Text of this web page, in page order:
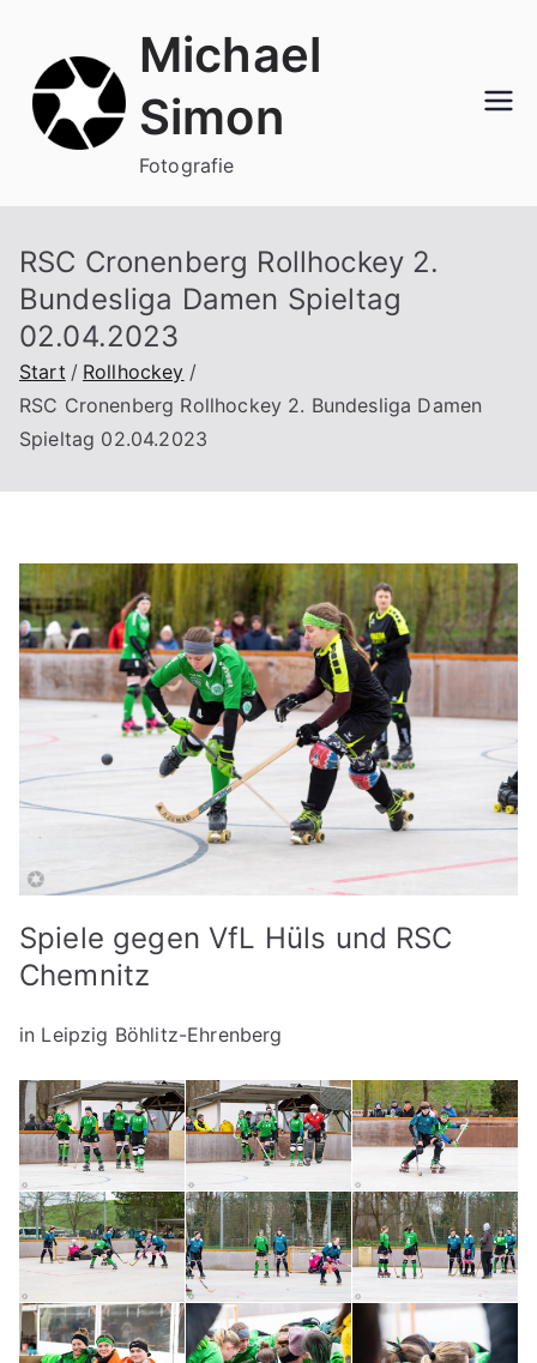
springen
Michael
Simon
Fotografie
RSC Cronenberg Rollhockey 2.
Bundesliga Damen Spieltag
02.04.2023
Start
Rollhockey
RSC Cronenberg Rollhockey 2. Bundesliga Damen
Spieltag 02.04.2023
Spiele gegen VfL Hüls und RSC
Chemnitz
in Leipzig Böhlitz-Ehrenberg